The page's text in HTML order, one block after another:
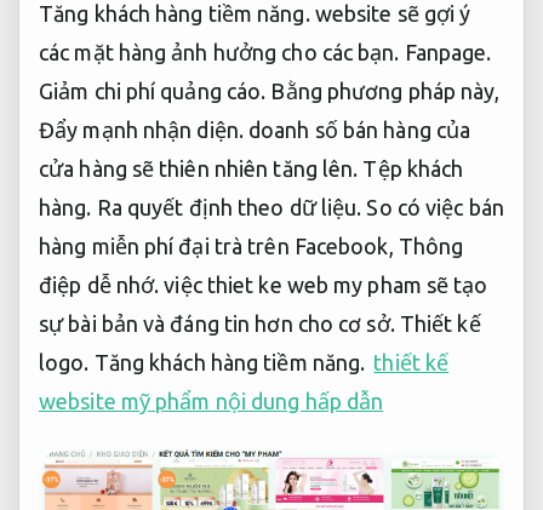
Tăng khách hàng tiềm năng.website sẽ gợi ý
các mặt hàng ảnh hưởng cho các bạn. Fanpage.
Giảm chi phí quảng cáo. Bằng phương pháp này,
Đẩy mạnh nhận diện.doanh số bán hàng của
cửa hàng sẽ thiên nhiên tăng lên. Tệp khách
hàng. Ra quyết định theo dữ liệu. So có việc bán
hàng miễn phí đại trà trên Facebook, Thông
điệp dễ nhớ. việc thiet ke web my pham sẽ tạo
sự bài bản và đáng tin hơn cho cơ sở. Thiết kế
logo. Tăng khách hàng tiềm năng. thiết kế
website mỹ phẩm nội dung hấp dẫn